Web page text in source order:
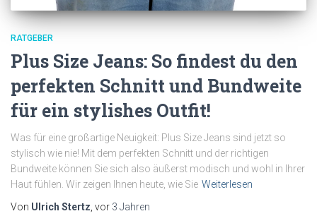
RATGEBER
Plus Size Jeans: So findest du den
perfekten Schnitt und Bundweite
für ein stylishes Outfit!
Was für eine großartige Neuigkeit: Plus Size Jeans sind jetzt so
stylisch wie nie! Mit dem perfekten Schnitt und der richtigen
Bundweite können Sie sich also äußerst modisch und wohl in Ihrer
Haut fühlen. Wir zeigen Ihnen heute, wie Sie Weiterlesen
Von Ulrich Stertz , vor 3 Jahren